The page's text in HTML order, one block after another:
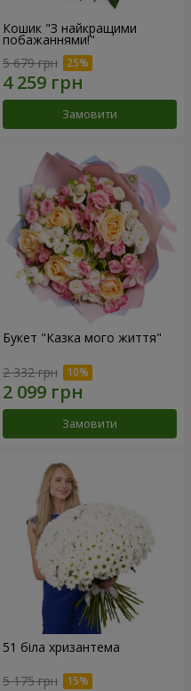
Кошик "З найкращими
побажаннями!"
5 679 грн
Замовити
Букет "Казка мого життя"
2 332 грн
Замовити
51 біла хризантема
5 175 грн